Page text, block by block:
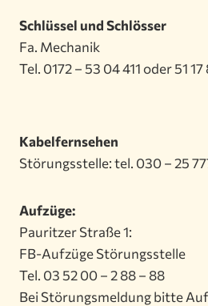
Schlüssel und Schlösser
Fa. Mechanik
Tel. 0172 – 53 04 411 oder 51 17
Kabelfernsehen
Störungsstelle: tel. 030 – 25
Aufzüge:
Pauritzer Straße 1:
FB-Aufzüge Störungsstelle
Tel. 03 52 00 – 2 88 – 88
Bei Störungsmeldung bitte